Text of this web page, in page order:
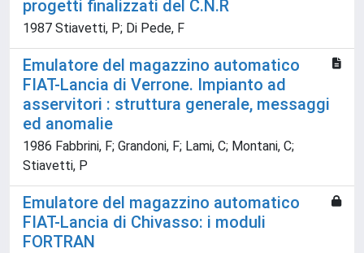
progetti finalizzati del C.N.R
1987 Stiavetti, P; Di Pede, F
Emulatore del magazzino automatico
FIAT-Lancia di Verrone. Impianto ad
asservitori : struttura generale, messaggi
ed anomalie
1986 Fabbrini, F; Grandoni, F; Lami, C; Montani, C;
Stiavetti, P
Emulatore del magazzino automatico
FIAT-Lancia di Chivasso: i moduli
FORTRAN